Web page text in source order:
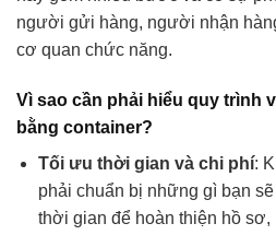
người gửi hàng, người nhận
cơ quan chức năng.
Vì sao cần phải hiểu quy trình
bằng container?
Tối ưu thời gian và chi phí:
phải chuẩn bị những gì bạn
thời gian để hoàn thiện hồ